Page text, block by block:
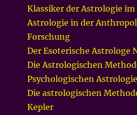
Klassiker der Astrologie
Astrologie in der
Forschung
Der Esoterische Astrologe
Die Astrologischen
Psychologischen Astrologie
Die astrologischen
Kepler